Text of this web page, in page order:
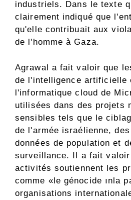
industriels. Dans le texte
clairement indiqué que
qu'elle contribuait aux
de l'homme à Gaza.
Agrawal a fait valoir que
de l'intelligence artificielle
l'informatique cloud de
utilisées dans des projets
sensibles tels que le
de l'armée israélienne,
données de population et
surveillance. Il a fait valoir
activités soutiennent les
comme «le génocide ınla
organisations